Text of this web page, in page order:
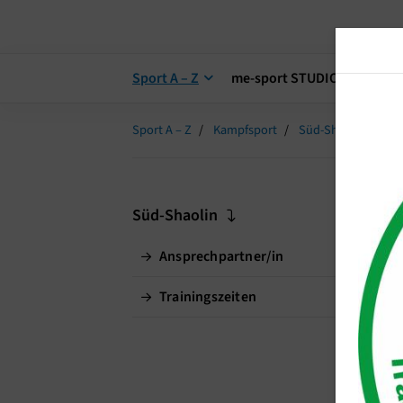
Sport A – Z me-sport STUDIO me-
Sport A – Z Kampfsport Süd-Shaolin
Süd-Shaolin
Ansprechpartner/in
Trainingszeiten